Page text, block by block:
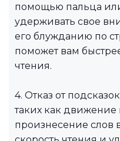
помощью пальца
удерживать свое
его блужданию по
поможет вам
чтения.
4. Отказ от
таких как движение
произнесение слов